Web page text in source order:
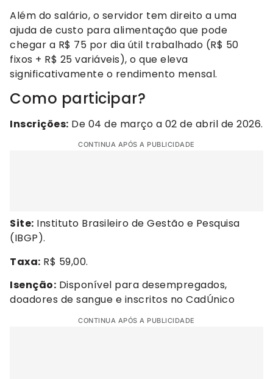
Além do salário, o servidor tem direito a uma
ajuda de custo para alimentação que pode
chegar a R$ 75 por dia útil trabalhado (R$ 50
fixos + R$ 25 variáveis), o que eleva
significativamente o rendimento mensal.
Como participar?
Inscrições: De 04 de março a 02 de abril de 2026.
CONTINUA APÓS A PUBLICIDADE
Site: Instituto Brasileiro de Gestão e Pesquisa
(IBGP).
Taxa: R$ 59,00.
Isenção: Disponível para desempregados,
doadores de sangue e inscritos no CadÚnico
CONTINUA APÓS A PUBLICIDADE